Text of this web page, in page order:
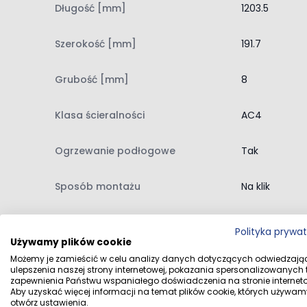
Ogrzewanie podłogowe: Tak
Gwarancja: 20 lat
Dla pomieszczeń użyteczności publicznej: Tak
Układanie bez kleju: Tak
Seria paneli laminowanych VarioClic została
zostaną w nich przez wiele lat.
Panele są wyposażone w popularny system
O tym jak trwała i wytrzymała jest powierzchnia
jest zbadanie po ilu obrotach materiału
użytkowania podłogi w warunkach
Długość [mm] 1203.5
Szerokość [mm] 191.7
Grubość [mm] 8
Klasa ścieralności AC4
Ogrzewanie podłogowe Tak
Sposób montażu Na klik
Kolor Dąb, Szare,
Przeznaczenie Salon,
Polityka
Używamy plików cookie
Możemy je zamieścić w celu analizy danych dotyczących
ulepszenia naszej strony internetowej, pokazania spersonalizowanych
zapewnienia Państwu wspaniałego doświadczenia na stronie
Aby uzyskać więcej informacji na temat plików cookie, których
otwórz ustawienia.